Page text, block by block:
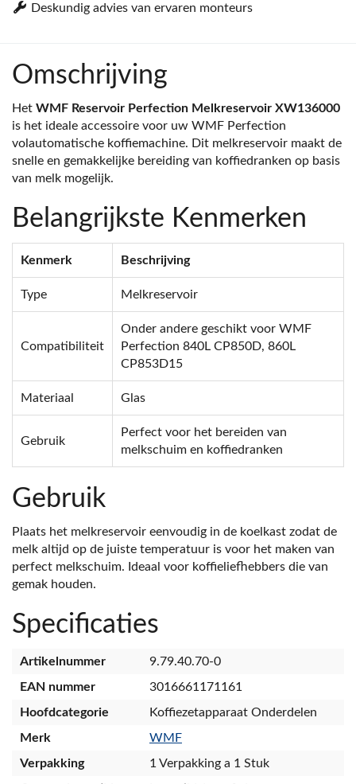
Deskundig advies van ervaren monteurs
Omschrijving
Het WMF Reservoir Perfection Melkreservoir XW136000
is het ideale accessoire voor uw WMF Perfection
volautomatische koffiemachine. Dit melkreservoir maakt de
snelle en gemakkelijke bereiding van koffiedranken op basis
van melk mogelijk.
Belangrijkste Kenmerken
Kenmerk Beschrijving
Type Melkreservoir
Compatibiliteit
Onder andere geschikt voor WMF
Perfection 840L CP850D, 860L
CP853D15
Materiaal Glas
Gebruik
Perfect voor het bereiden van
melkschuim en koffiedranken
Gebruik
Plaats het melkreservoir eenvoudig in de koelkast zodat de
melk altijd op de juiste temperatuur is voor het maken van
perfect melkschuim. Ideaal voor koffieliefhebbers die van
gemak houden.
Specificaties
Artikelnummer
9.79.40.70-0
EAN nummer
3016661171161
Hoofdcategorie
Koffiezetapparaat Onderdelen
Merk
WMF
Verpakking
1 Verpakking a 1 Stuk